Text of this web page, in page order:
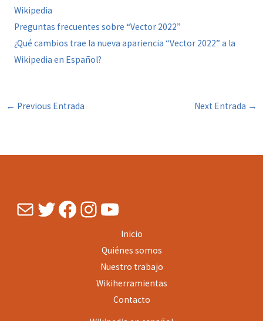
Wikipedia
Preguntas frecuentes sobre “Vector 2022”
¿Qué cambios trae la nueva apariencia “Vector 2022” a la
Wikipedia en Español?
← Previous Entrada Next Entrada →
MailTwitter
Facebook
Instagram
YouTube
Inicio
Quiénes somos
Nuestro trabajo
Wikiherramientas
Contacto